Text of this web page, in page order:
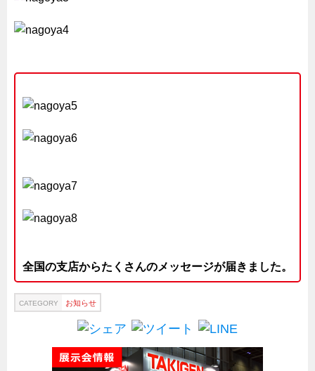
ロボット・自動化装置関連
二次電池関連
再生可能エネルギー
半導体製造装置関連
サーバーラック・エンクロジャー
特装車・バス・トラック関連
フリーザー・フードマシナリー関連
鉄道車両・駅舎関連
全国の支店からたくさんのメッセージが届きました。
CATEGORY お知らせ